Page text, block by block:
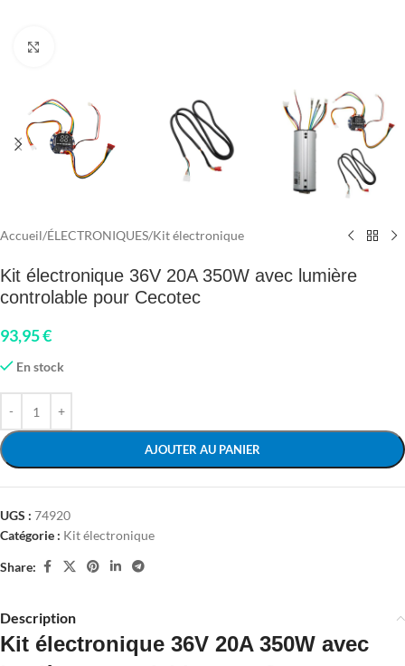
Accueil/ÉLECTRONIQUES/Kit électronique
Kit électronique 36V 20A 350W avec lumière
controlable pour Cecotec
93,95€
En stock
AJOUTER AU PANIER
UGS : 74920
Catégorie : Kit électronique
Share:
Description
Kit électronique 36V 20A 350W avec